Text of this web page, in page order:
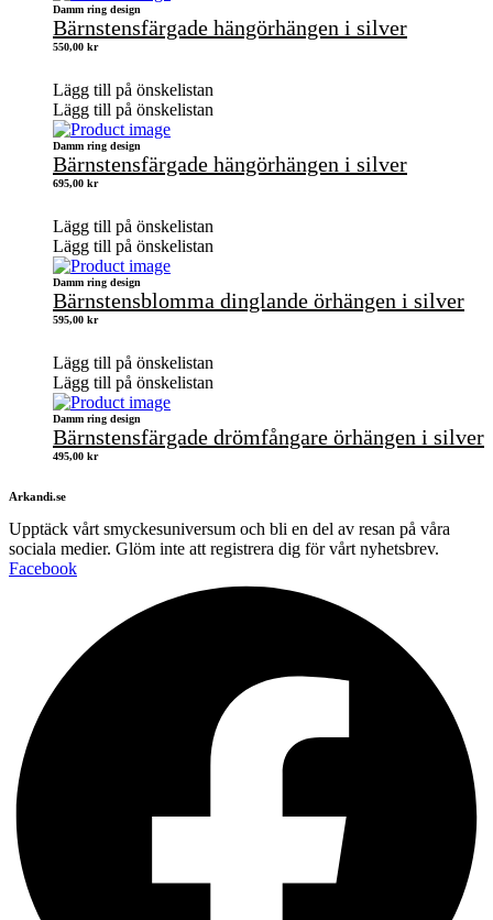
Damm ring design
Bärnstensfärgade hängörhängen i silver
550,00 kr
Lägg till på önskelistan
Lägg till på önskelistan
Damm ring design
Bärnstensfärgade hängörhängen i silver
695,00 kr
Lägg till på önskelistan
Lägg till på önskelistan
Damm ring design
Bärnstensblomma dinglande örhängen i silver
595,00 kr
Lägg till på önskelistan
Lägg till på önskelistan
Damm ring design
Bärnstensfärgade drömfångare örhängen i silver
495,00 kr
Arkandi.se
Upptäck vårt smyckesuniversum och bli en del av resan på våra
sociala medier. Glöm inte att registrera dig för vårt nyhetsbrev.
Facebook